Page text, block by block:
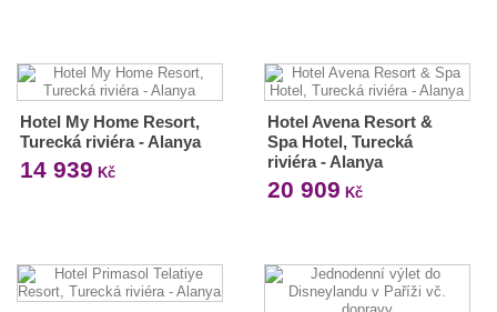
Hotel My Home Resort,
Turecká riviéra - Alanya
14 939 Kč
Hotel Avena Resort &
Spa Hotel, Turecká
riviéra - Alanya
20 909 Kč